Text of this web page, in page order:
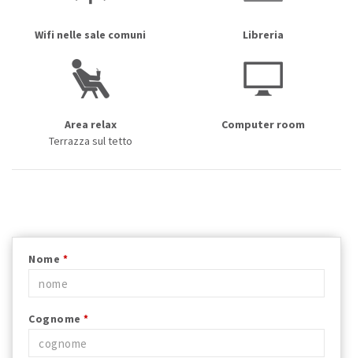
Wifi nelle sale comuni Libreria
Area relax
Terrazza sul tetto
Computer room
Nome *
Cognome *